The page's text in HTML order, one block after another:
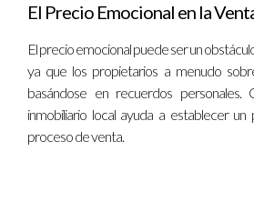
Es posible que necesites ajustar el
características para hacerla más
compradores. Recuerda que cada
trata de bienes raíces. Si necesitas
adicionales sobre cómo proceder con
propiedad, contacta a Iraido
encantado de asistirte en cada paso
El Precio Emocional en la
El precio emocional puede ser un
ya que los propietarios a menudo
basándose en recuerdos
inmobiliario local ayuda a establecer
proceso de venta.